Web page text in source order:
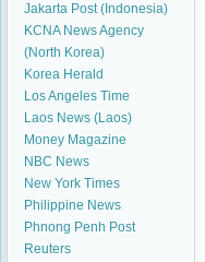
Jakarta Post (Indonesia)
KCNA News Agency
(North Korea)
Korea Herald
Los Angeles Time
Laos News (Laos)
Money Magazine
NBC News
New York Times
Philippine News
Phnong Penh Post
Reuters